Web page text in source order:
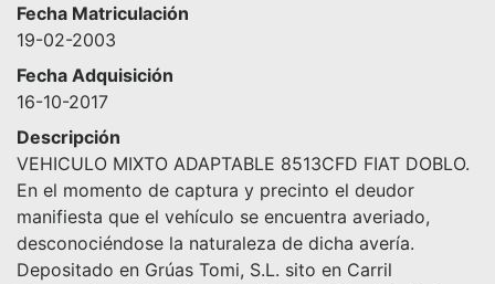
Fecha Matriculación
19-02-2003
Fecha Adquisición
16-10-2017
Descripción
VEHICULO MIXTO ADAPTABLE 8513CFD FIAT DOBLO.
En el momento de captura y precinto el deudor
manifiesta que el vehículo se encuentra averiado,
desconociéndose la naturaleza de dicha avería.
Depositado en Grúas Tomi, S.L. sito en Carril